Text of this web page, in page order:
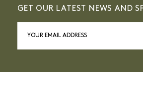
GET OUR LATEST NEWS AND